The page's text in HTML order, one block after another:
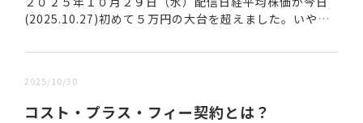
(2025.10.27)初めて５万円の大台を超えました。いや凄
思うほどの株価上昇です。そもそも十数年...
2025/10/30
コスト・プラス・フィー契約とは？